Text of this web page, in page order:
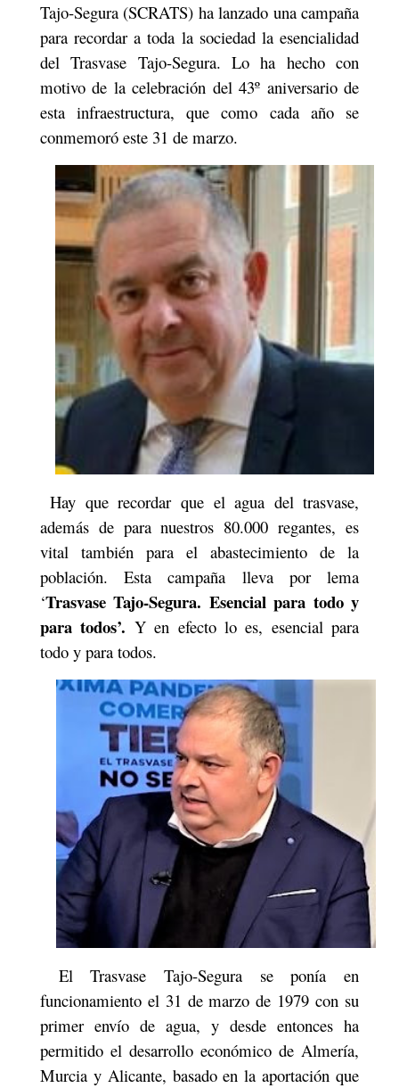
Tajo-Segura (SCRATS) ha lanzado una campaña
para recordar a toda la sociedad la esencialidad
del Trasvase Tajo-Segura. Lo ha hecho con
motivo de la celebración del 43º aniversario de
esta infraestructura, que como cada año se
conmemoró este 31 de marzo.
Hay que recordar que el agua del trasvase,
además de para nuestros 80.000 regantes, es
vital también para el abastecimiento de la
población. Esta campaña lleva por lema
‘Trasvase Tajo-Segura. Esencial para todo y
para todos’. Y en efecto lo es, esencial para
todo y para todos.
El Trasvase Tajo-Segura se ponía en
funcionamiento el 31 de marzo de 1979 con su
primer envío de agua, y desde entonces ha
permitido el desarrollo económico de Almería,
Murcia y Alicante, basado en la aportación que